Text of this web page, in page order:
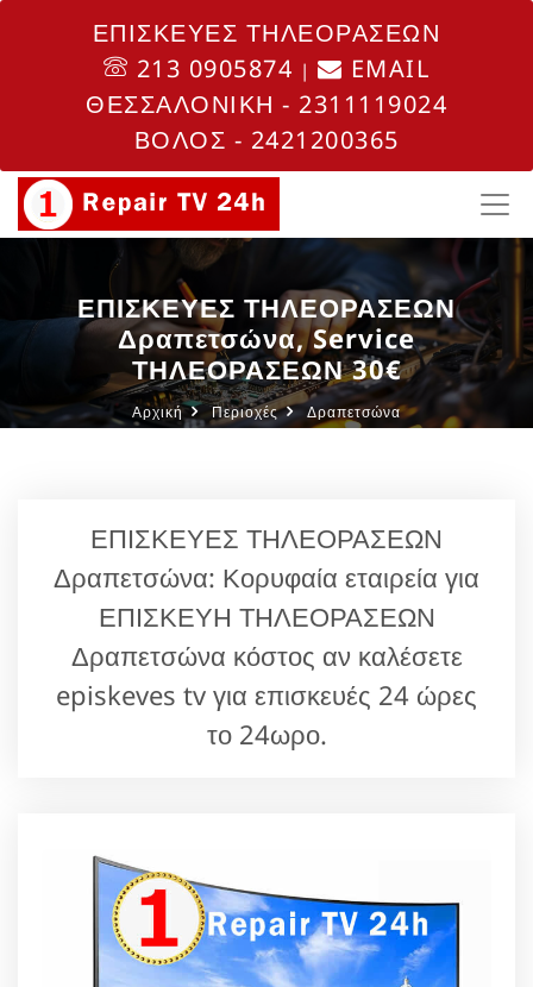
ΕΠΙΣΚΕΥΕΣ ΤΗΛΕΟΡΑΣΕΩΝ
213 0905874 |
EMAIL
ΘΕΣΣΑΛΟΝΙΚΗ - 2311119024
ΒΟΛΟΣ - 2421200365
ΕΠΙΣΚΕΥΕΣ ΤΗΛΕΟΡΑΣΕΩΝ
Δραπετσώνα, Service
ΤΗΛΕΟΡΑΣΕΩΝ 30€
Αρχική Περιοχές Δραπετσώνα
ΕΠΙΣΚΕΥΕΣ ΤΗΛΕΟΡΑΣΕΩΝ
Δραπετσώνα: Κορυφαία εταιρεία για
ΕΠΙΣΚΕΥΗ ΤΗΛΕΟΡΑΣΕΩΝ
Δραπετσώνα κόστος αν καλέσετε
episkeves tv για επισκευές 24 ώρες
το 24ωρο.